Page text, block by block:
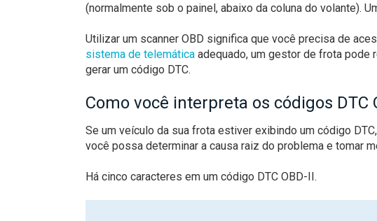
(normalmente sob o painel, abaixo da coluna do volante).
Utilizar um scanner OBD significa que você precisa de
sistema de telemática adequado, um gestor de frota pode
gerar um código DTC.
Como você interpreta os códigos DTC
Se um veículo da sua frota estiver exibindo um código
você possa determinar a causa raiz do problema e tomar
Há cinco caracteres em um código DTC OBD-II.